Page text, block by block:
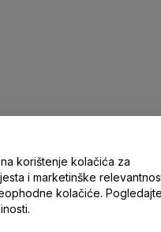
nas
korištenje kolačića za
i marketinške
kolačiće.